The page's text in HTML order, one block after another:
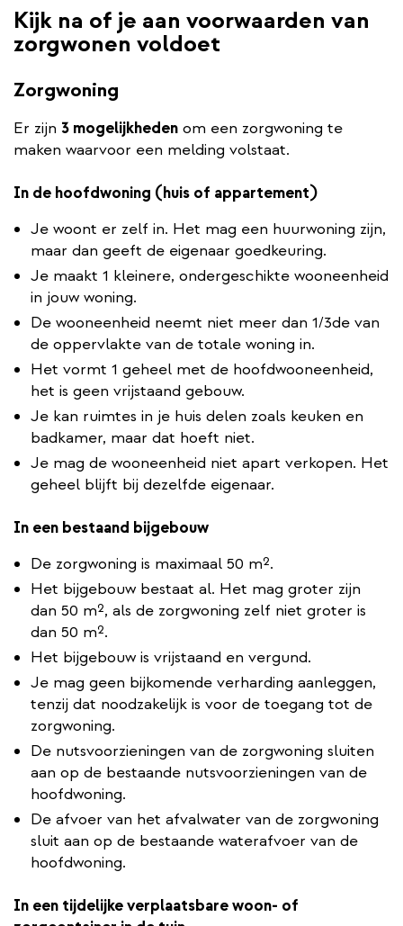
Kijk na of je aan voorwaarden van
zorgwonen voldoet
Zorgwoning
Er zijn 3 mogelijkheden om een zorgwoning te
maken waarvoor een melding volstaat.
In de hoofdwoning (huis of appartement)
Je woont er zelf in. Het mag een huurwoning zijn,
maar dan geeft de eigenaar goedkeuring.
Je maakt 1 kleinere, ondergeschikte wooneenheid
in jouw woning.
De wooneenheid neemt niet meer dan 1/3de van
de oppervlakte van de totale woning in.
Het vormt 1 geheel met de hoofdwooneenheid,
het is geen vrijstaand gebouw.
Je kan ruimtes in je huis delen zoals keuken en
badkamer, maar dat hoeft niet.
Je mag de wooneenheid niet apart verkopen. Het
geheel blijft bij dezelfde eigenaar.
In een bestaand bijgebouw
De zorgwoning is maximaal 50 m².
Het bijgebouw bestaat al. Het mag groter zijn
dan 50 m², als de zorgwoning zelf niet groter is
dan 50 m².
Het bijgebouw is vrijstaand en vergund.
Je mag geen bijkomende verharding aanleggen,
tenzij dat noodzakelijk is voor de toegang tot de
zorgwoning.
De nutsvoorzieningen van de zorgwoning sluiten
aan op de bestaande nutsvoorzieningen van de
hoofdwoning.
De afvoer van het afvalwater van de zorgwoning
sluit aan op de bestaande waterafvoer van de
hoofdwoning.
In een tijdelijke verplaatsbare woon- of